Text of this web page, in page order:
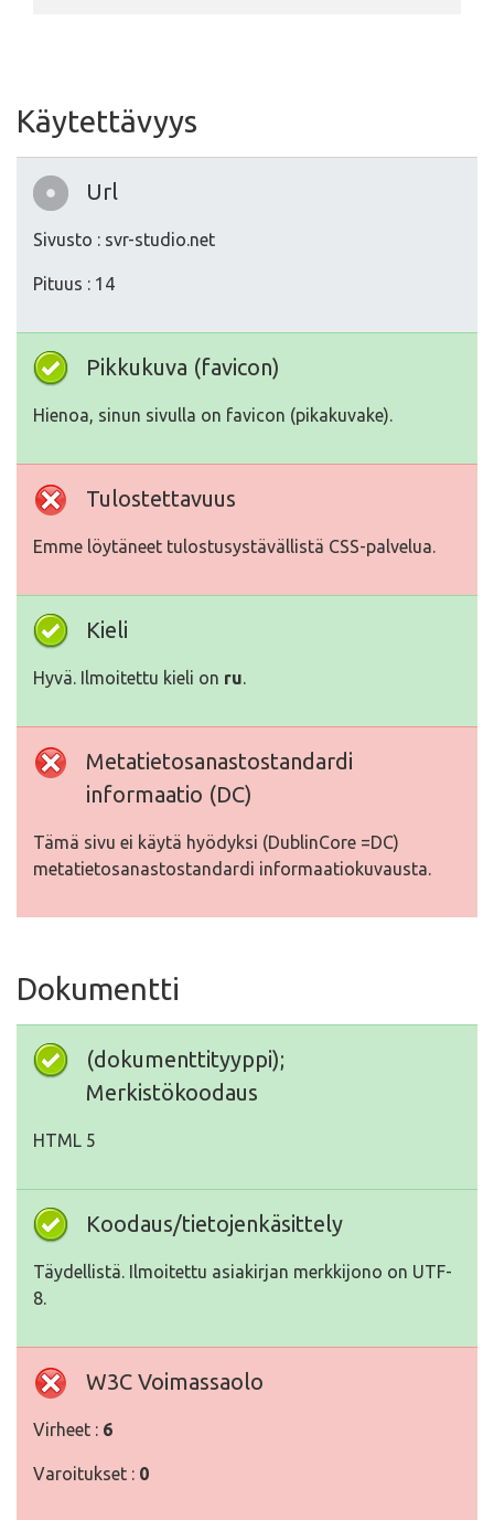
Käytettävyys
Url
Sivusto : svr-studio.net
Pituus : 14
Pikkukuva (favicon)
Hienoa, sinun sivulla on favicon (pikakuvake).
Tulostettavuus
Emme löytäneet tulostusystävällistä CSS-palvelua.
Kieli
Hyvä. Ilmoitettu kieli on ru.
Metatietosanastostandardi
informaatio (DC)
Tämä sivu ei käytä hyödyksi (DublinCore =DC)
metatietosanastostandardi informaatiokuvausta.
Dokumentti
(dokumenttityyppi);
Merkistökoodaus
HTML 5
Koodaus/tietojenkäsittely
Täydellistä. Ilmoitettu asiakirjan merkkijono on UTF-
8.
W3C Voimassaolo
Virheet : 6
Varoitukset : 0